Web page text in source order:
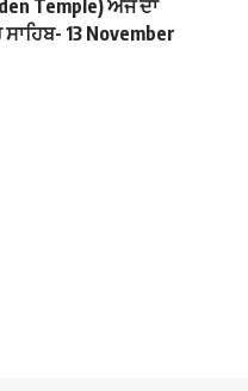
Temple) ਅੱਜ ਦਾ
13 November